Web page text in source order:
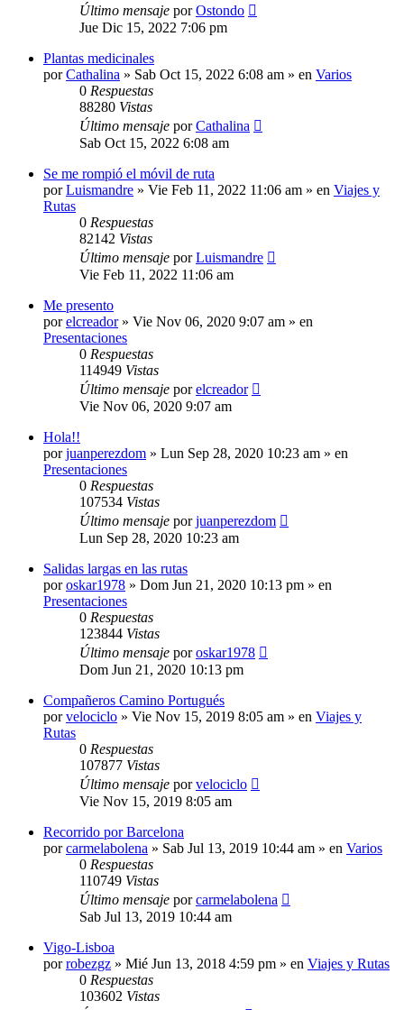
Último mensaje porOstondo
Jue Dic 15, 2022 7:06 pm
Plantas medicinales
porCathalina » Sab Oct 15, 2022 6:08 am » en Varios
0 Respuestas
88280 Vistas
Último mensaje porCathalina
Sab Oct 15, 2022 6:08 am
Se me rompió el móvil de ruta
porLuismandre » Vie Feb 11, 2022 11:06 am » en Viajes y
Rutas
0 Respuestas
82142 Vistas
Último mensaje porLuismandre
Vie Feb 11, 2022 11:06 am
Me presento
porelcreador» Vie Nov 06, 2020 9:07 am » en
Presentaciones
0 Respuestas
114949 Vistas
Último mensaje porelcreador
Vie Nov 06, 2020 9:07 am
Hola!!
porjuanperezdom » Lun Sep 28, 2020 10:23 am » en
Presentaciones
0 Respuestas
107534 Vistas
Último mensaje porjuanperezdom
Lun Sep 28, 2020 10:23 am
Salidas largas en las rutas
poroskar1978 » Dom Jun 21, 2020 10:13 pm » en
Presentaciones
0 Respuestas
123844 Vistas
Último mensaje poroskar1978
Dom Jun 21, 2020 10:13 pm
Compañeros Camino Portugués
porvelociclo » Vie Nov 15, 2019 8:05 am » en Viajes y
Rutas
0 Respuestas
107877 Vistas
Último mensaje porvelociclo
Vie Nov 15, 2019 8:05 am
Recorrido por Barcelona
porcarmelabolena » Sab Jul 13, 2019 10:44 am » en Varios
0 Respuestas
110749 Vistas
Último mensaje porcarmelabolena
Sab Jul 13, 2019 10:44 am
Vigo-Lisboa
porrobezgz » Mié Jun 13, 2018 4:59 pm » en Viajes y Rutas
0 Respuestas
103602 Vistas